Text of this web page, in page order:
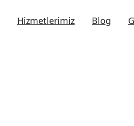
Hizmetlerimiz Blog